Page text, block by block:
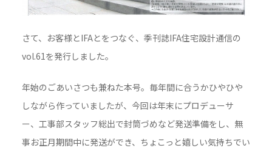
さて、お客様とIFAとをつなぐ、季刊誌IFA住宅設計通信の
vol.61を発行しました。
年始のごあいさつも兼ねた本号。毎年間に合うかひやひや
しながら作っていましたが、今回は年末にプロデューサ
ー、工事部スタッフ総出で封筒づめなど発送準備をし、無
事お正月期間中に発送ができ、ちょこっと嬉しい気持ちでい